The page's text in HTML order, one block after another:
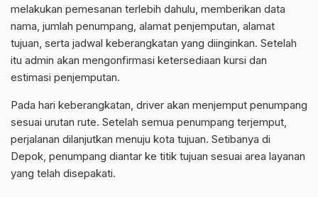
melakukan pemesanan terlebih dahulu, memberikan data
nama, jumlah penumpang, alamat penjemputan, alamat
tujuan, serta jadwal keberangkatan yang diinginkan. Setelah
itu admin akan mengonfirmasi ketersediaan kursi dan
estimasi penjemputan.
Pada hari keberangkatan, driver akan menjemput penumpang
sesuai urutan rute. Setelah semua penumpang terjemput,
perjalanan dilanjutkan menuju kota tujuan. Setibanya di
Depok, penumpang diantar ke titik tujuan sesuai area layanan
yang telah disepakati.